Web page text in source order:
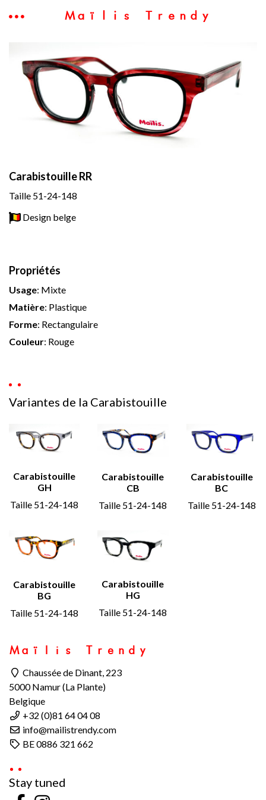
Maïlis Trendy
Carabistouille RR
Taille 51-24-148
Design belge
Propriétés
Usage: Mixte
Matière: Plastique
Forme: Rectangulaire
Couleur: Rouge
Variantes de la Carabistouille
Carabistouille
GH
Taille 51-24-148
Carabistouille
CB
Taille 51-24-148
Carabistouille
BC
Taille 51-24-148
Carabistouille
BG
Taille 51-24-148
Carabistouille
HG
Taille 51-24-148
Maïlis Trendy
Chaussée de Dinant, 223
5000 Namur (La Plante)
Belgique
+32 (0)81 64 04 08
info@mailistrendy.com
BE 0886 321 662
Stay tuned